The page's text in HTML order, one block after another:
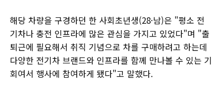
해당 차량을 구경하던 한 사회초년생(28·남)은 "평소 전
기차나 충전 인프라에 많은 관심을 가지고 있었다"며 "출
퇴근에 필요해서 취직 기념으로 차를 구매하려고 하는데
다양한 전기차 브랜드와 인프라를 함께 만나볼 수 있는 기
회여서 행사에 참여하게 됐다"고 말했다.